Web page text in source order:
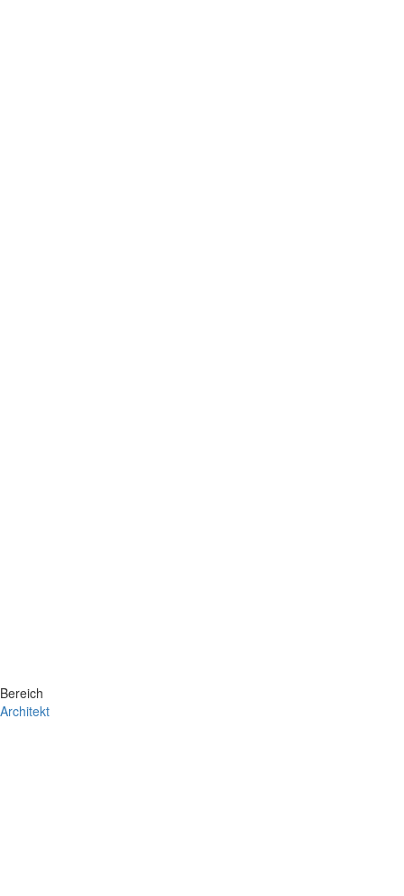
Bereich
Architekt